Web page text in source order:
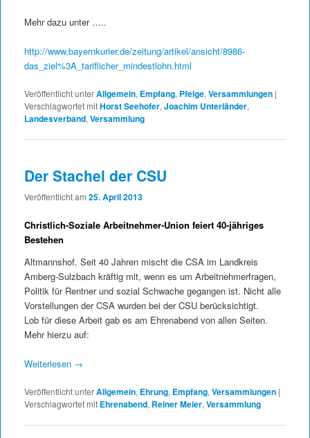
Mehr dazu unter …..
http://www.bayernkurier.de/zeitung/artikel/ansicht/8986-
das_ziel%3A_tariflicher_mindestlohn.html
Veröffentlicht unterAllgemein, Empfang, Pfelge, Versammlungen |
Verschlagwortet mitHorst Seehofer, Joachim Unterländer,
Landesverband, Versammlung
Der Stachel der CSU
Veröffentlicht am 25. April 2013
Christlich-Soziale Arbeitnehmer-Union feiert 40-jähriges
Bestehen
Altmannshof. Seit 40 Jahren mischt die CSA im Landkreis
Amberg-Sulzbach kräftig mit, wenn es um Arbeitnehmerfragen,
Politik für Rentner und sozial Schwache gegangen ist. Nicht alle
Vorstellungen der CSA wurden bei der CSU berücksichtigt.
Lob für diese Arbeit gab es am Ehrenabend von allen Seiten.
Mehr hierzu auf:
Weiterlesen →
Veröffentlicht unterAllgemein, Ehrung, Empfang, Versammlungen |
Verschlagwortet mit Ehrenabend, Reiner Meier, Versammlung